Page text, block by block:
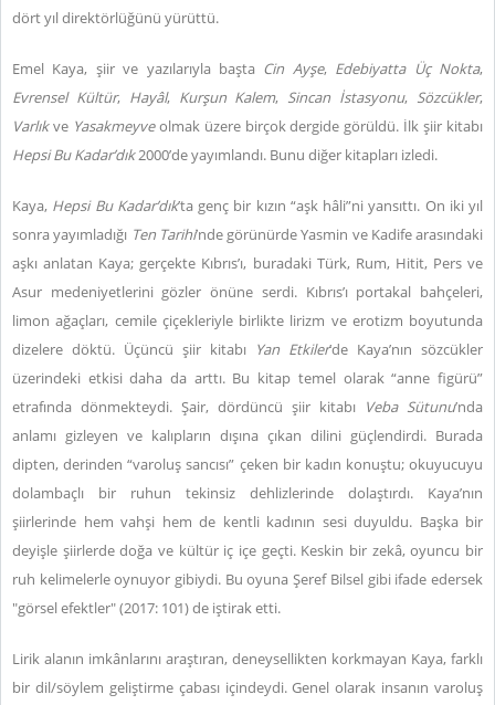
dört yıl direktörlüğünü yürüttü.
Emel Kaya, şiir ve yazılarıyla başta Cin Ayşe, Edebiyatta Üç Nokta,
Evrensel Kültür, Hayâl, Kurşun Kalem, Sincan İstasyonu, Sözcükler,
Varlıkve Yasakmeyveolmak üzere birçok dergide görüldü. İlk şiir kitabı
Hepsi Bu Kadar’dık2000’de yayımlandı. Bunu diğer kitapları izledi.
Kaya, Hepsi Bu Kadar’dık’ta genç bir kızın “aşk hâli”ni yansıttı. On iki yıl
sonra yayımladığı Ten Tarihi’nde görünürde Yasmin ve Kadife arasındaki
aşkı anlatan Kaya; gerçekte Kıbrıs’ı, buradaki Türk, Rum, Hitit, Pers ve
Asur medeniyetlerini gözler önüne serdi. Kıbrıs’ı portakal bahçeleri,
limon ağaçları, cemile çiçekleriyle birlikte lirizm ve erotizm boyutunda
dizelere döktü. Üçüncü şiir kitabı Yan Etkiler’de Kaya’nın sözcükler
üzerindeki etkisi daha da arttı. Bu kitap temel olarak “anne figürü”
etrafında dönmekteydi. Şair, dördüncü şiir kitabı Veba Sütunu’nda
anlamı gizleyen ve kalıpların dışına çıkan dilini güçlendirdi. Burada
dipten, derinden “varoluş sancısı” çeken bir kadın konuştu; okuyucuyu
dolambaçlı bir ruhun tekinsiz dehlizlerinde dolaştırdı. Kaya’nın
şiirlerinde hem vahşi hem de kentli kadının sesi duyuldu. Başka bir
deyişle şiirlerde doğa ve kültür iç içe geçti. Keskin bir zekâ, oyuncu bir
ruh kelimelerle oynuyor gibiydi. Bu oyuna Şeref Bilsel gibi ifade edersek
"görsel efektler" (2017: 101) de iştirak etti.
Lirik alanın imkânlarını araştıran, deneysellikten korkmayan Kaya, farklı
bir dil/söylem geliştirme çabası içindeydi. Genel olarak insanın varoluş